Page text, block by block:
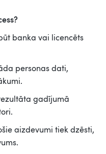
banka vai licencēts
personas dati,
gadījumā
aizdevumi tiek dzēsti,